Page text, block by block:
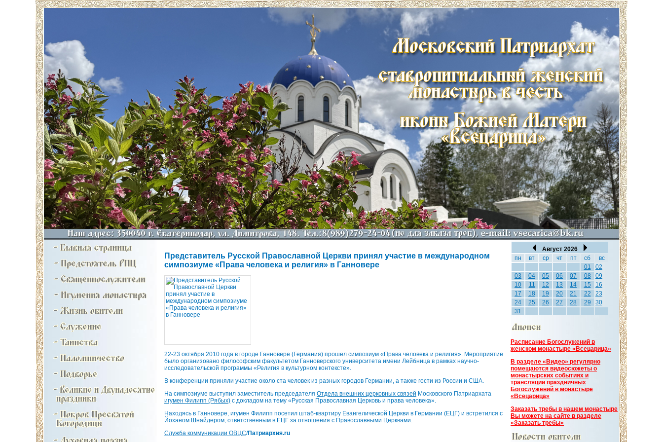
Представитель Русской Православной Церкви принял участие в международном
симпозиуме «Права человека и религия» в Ганновере
22-23 октября 2010 года в городе Ганновере (Германия) прошел симпозиум «Права человека и религия». Мероприятие
было организовано философским факультетом Ганноверского университета имени Лейбница в рамках научно-
исследовательской программы «Религия в культурном контексте».
В конференции приняли участие около ста человек из разных городов Германии, а также гости из России и США.
На симпозиуме выступил заместитель председателя Отдела внешних церковных связей Московского Патриархата
игумен Филипп (Рябых) с докладом на тему «Русская Православная Церковь и права человека».
Находясь в Ганновере, игумен Филипп посетил штаб-квартиру Евангелической Церкви в Германии (ЕЦГ) и встретился с
Йоханом Шнайдером, ответственным в ЕЦГ за отношения с Православными Церквами.
Служба коммуникации ОВЦС/Патриархия.ru
Август 2026
пн
вт ср чт пт сб
вс
01
02
03
04 05 06 07 08
09
10
11 12 13 14 15
16
17
18 19 20 21 22
23
24
25 26 27 28 29
30
31
Расписание Богослужений в
женском монастыре «Всецарица»
В разделе «Видео» регулярно
помещаются видеосюжеты о
монастырских событиях и
трансляции праздничных
Богослужений в монастыре
«Всецарица»
Заказать требы в нашем монастыре
Вы можете на сайте в разделе
«Заказать требы»